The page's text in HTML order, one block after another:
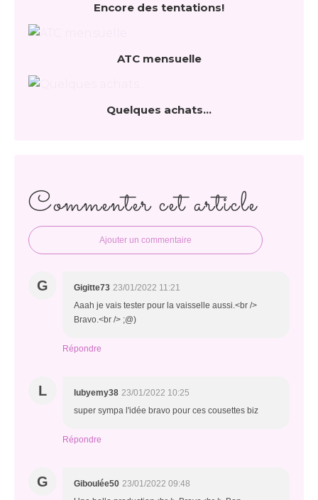
Encore des tentations!
ATC mensuelle
Quelques achats...
Commenter cet article
Ajouter un commentaire
G Gigitte73 23/01/2022 11:21
Aaah je vais tester pour la vaisselle aussi.<br />
Bravo.<br /> ;@)
Répondre
L lubyemy38 23/01/2022 10:25
super sympa l'idée bravo pour ces cousettes biz
Répondre
G Giboulée50 23/01/2022 09:48